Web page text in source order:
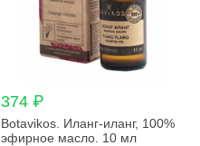
374 ₽
Botavikos. Иланг-иланг, 100%
эфирное масло. 10 мл